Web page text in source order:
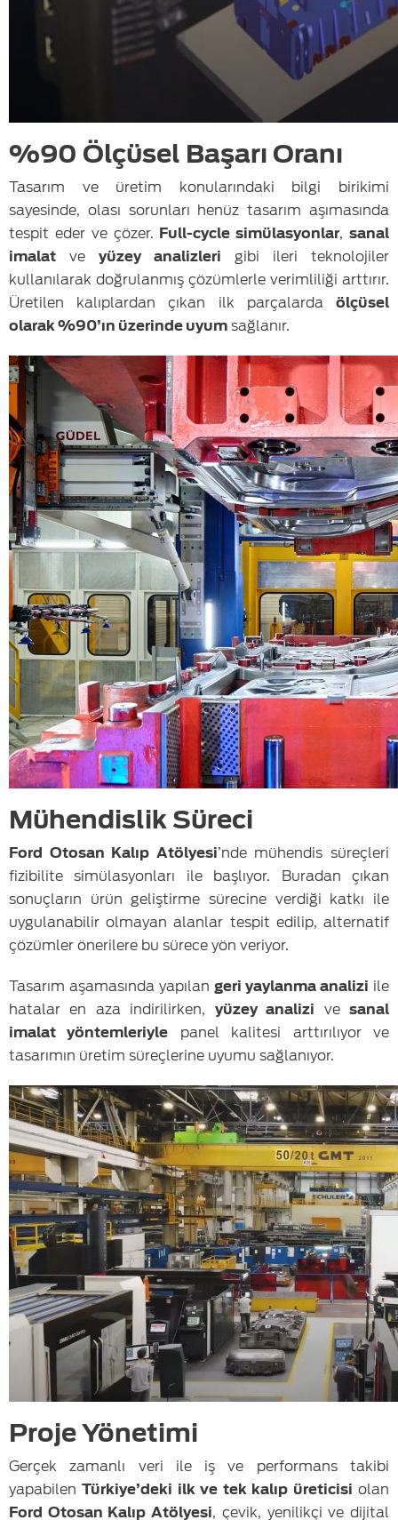
%90 Ölçüsel Başarı Oranı
Tasarım ve üretim konularındaki bilgi birikimi
sayesinde, olası sorunları henüz tasarım aşımasında
tespit eder ve çözer. Full-cycle simülasyonlar, sanal
imalat ve yüzey analizleri gibi ileri teknolojiler
kullanılarak doğrulanmış çözümlerle verimliliği arttırır.
Üretilen kalıplardan çıkan ilk parçalarda ölçüsel
olarak %90’ın üzerinde uyum sağlanır.
Mühendislik Süreci
Ford Otosan Kalıp Atölyesi’nde mühendis süreçleri
fizibilite simülasyonları ile başlıyor. Buradan çıkan
sonuçların ürün geliştirme sürecine verdiği katkı ile
uygulanabilir olmayan alanlar tespit edilip, alternatif
çözümler önerilere bu sürece yön veriyor.
Tasarım aşamasında yapılan geri yaylanma analizi ile
hatalar en aza indirilirken, yüzey analizi vesanal
imalat yöntemleriyle panel kalitesi arttırılıyor ve
tasarımın üretim süreçlerine uyumu sağlanıyor.
Proje Yönetimi
Gerçek zamanlı veri ile iş ve performans takibi
yapabilenTürkiye’deki ilk ve tek kalıp üreticisi olan
Ford Otosan Kalıp Atölyesi, çevik, yenilikçi ve dijital